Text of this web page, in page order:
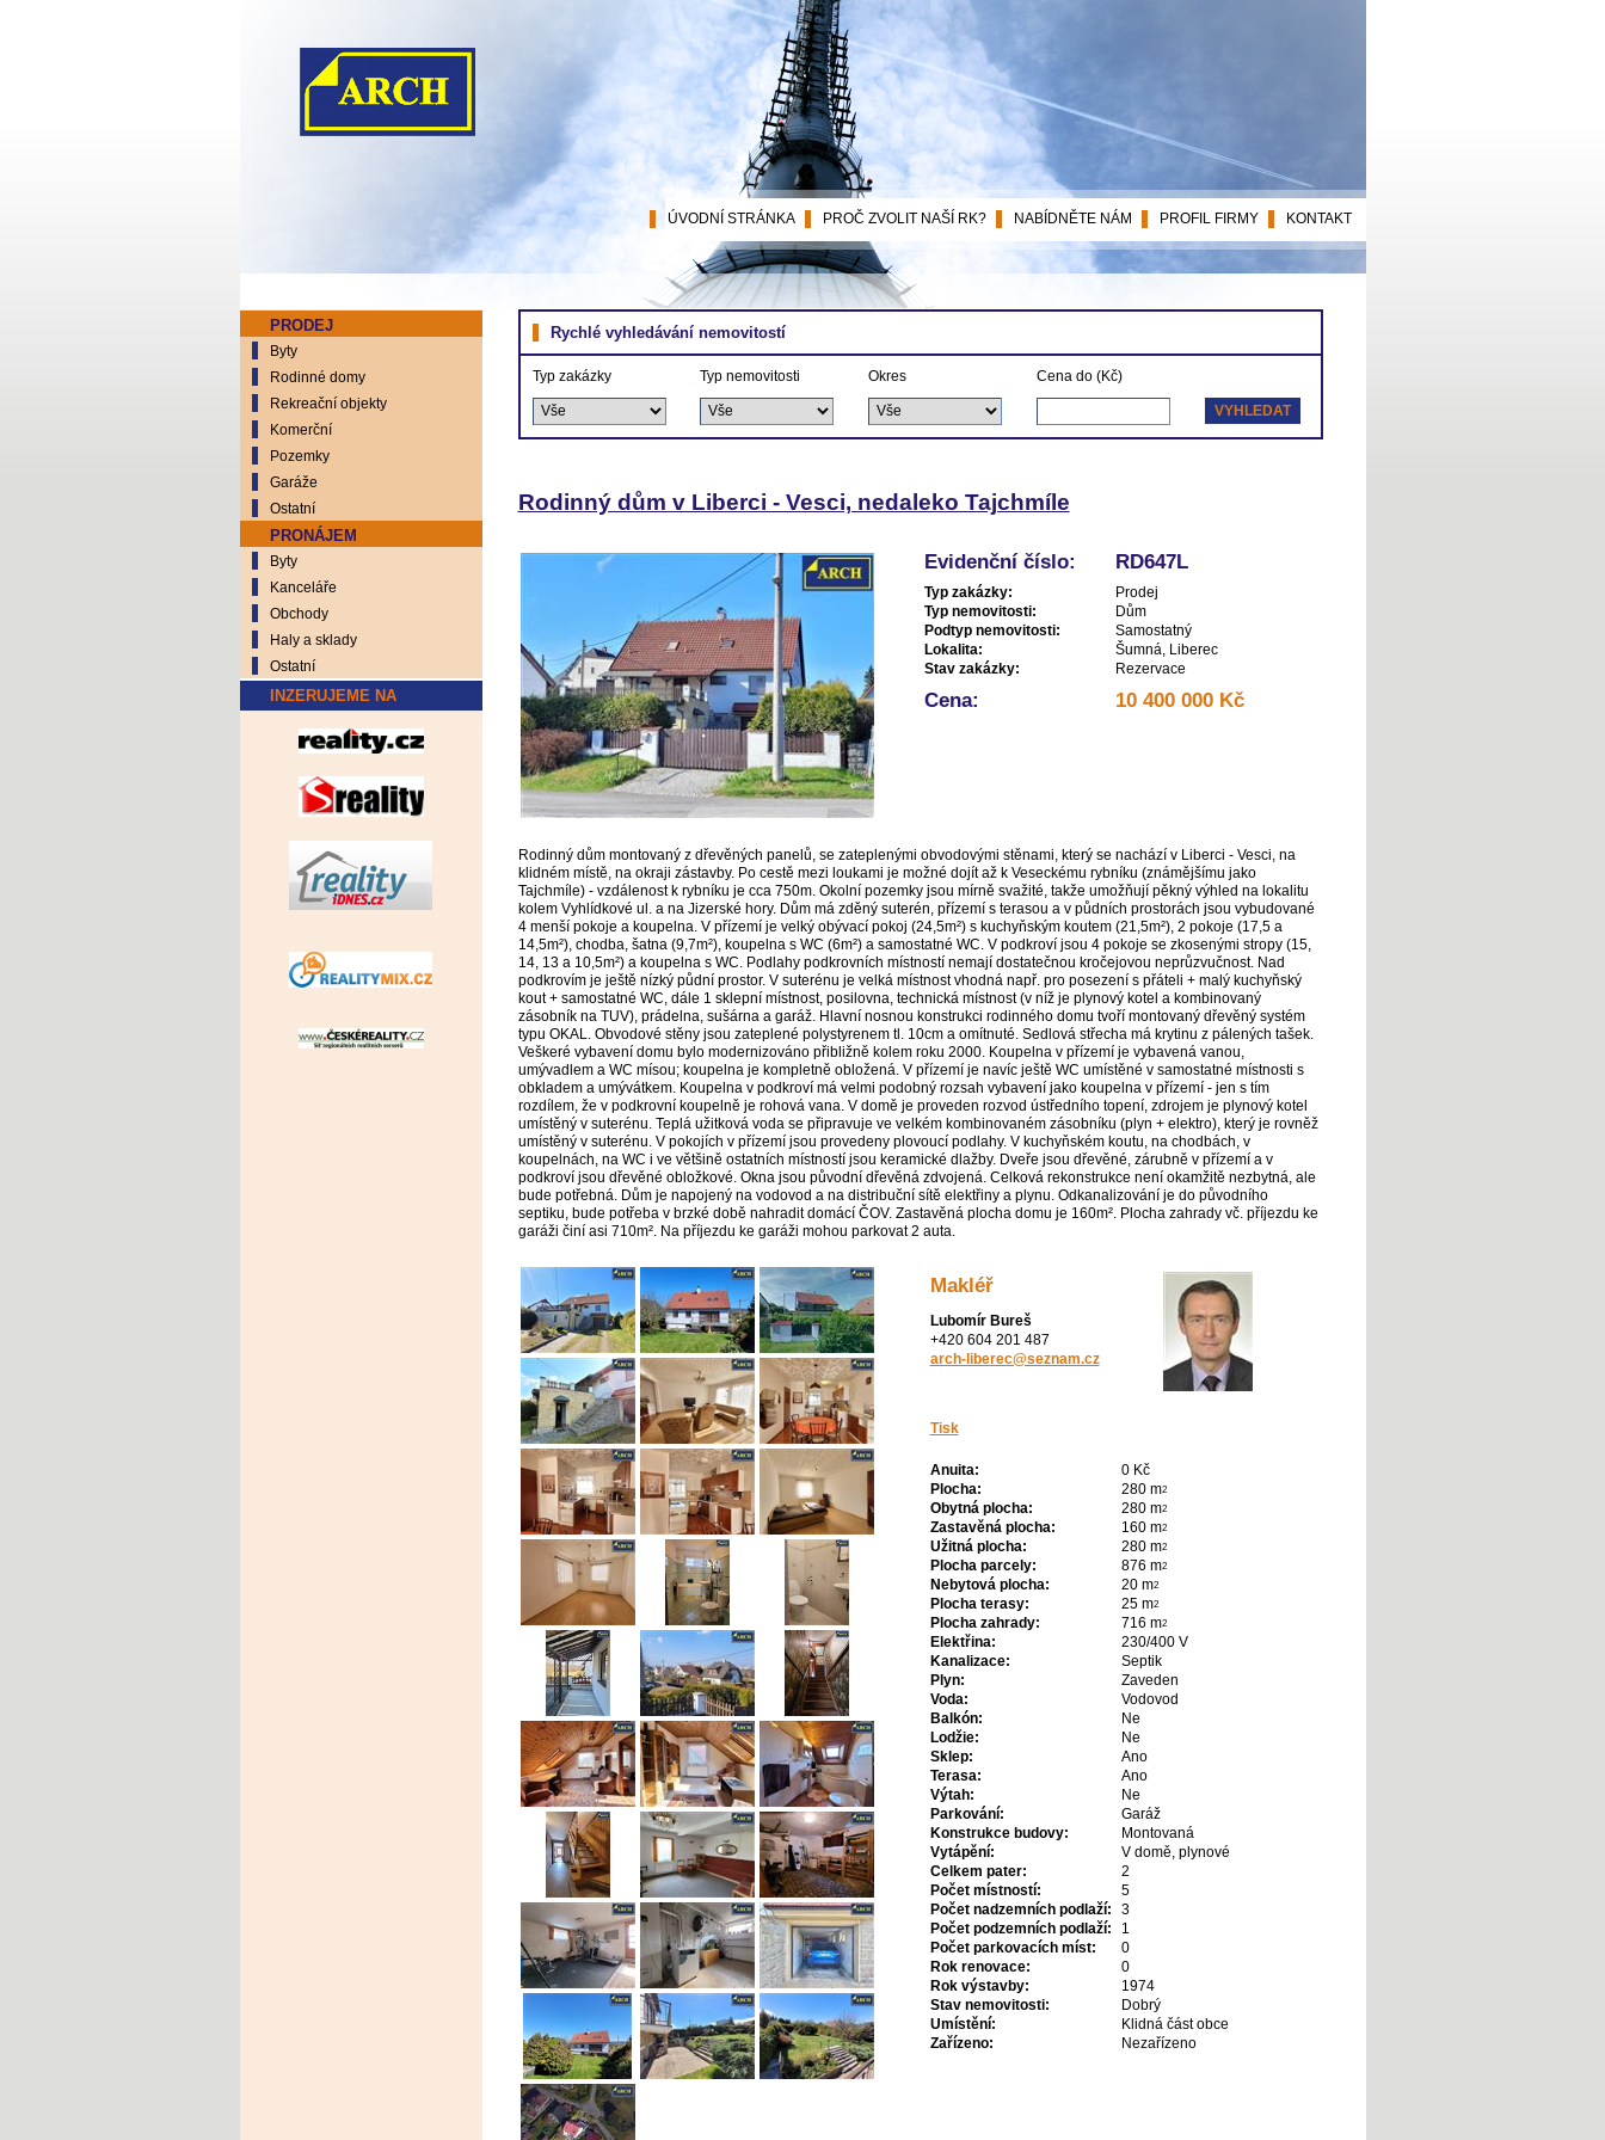
ÚVODNÍ STRÁNKA PROČ ZVOLIT NAŠÍ RK? NABÍDNĚTE NÁM PROFIL FIRMY KONTAKT
PRODEJ
Byty
Rodinné domy
Rekreační objekty
Komerční
Pozemky
Garáže
Ostatní
PRONÁJEM
Byty
Kanceláře
Obchody
Haly a sklady
Ostatní
INZERUJEME NA
Rychlé vyhledávání nemovitostí
Typ zakázky Typ nemovitosti Okres Cena do (Kč)
Rodinný dům v Liberci - Vesci, nedaleko Tajchmíle
Evidenční číslo: RD647L
Typ zakázky:
Prodej
Typ nemovitosti:
Dům
Podtyp nemovitosti:
Samostatný
Lokalita:
Šumná, Liberec
Stav zakázky:
Rezervace
Cena: 10 400 000 Kč
Rodinný dům montovaný z dřevěných panelů, se zateplenými obvodovými stěnami, který se nachází v Liberci - Vesci, na
klidném místě, na okraji zástavby. Po cestě mezi loukami je možné dojít až k Veseckému rybníku (známějšímu jako
Tajchmíle) - vzdálenost k rybníku je cca 750m. Okolní pozemky jsou mírně svažité, takže umožňují pěkný výhled na lokalitu
kolem Vyhlídkové ul. a na Jizerské hory. Dům má zděný suterén, přízemí s terasou a v půdních prostorách jsou vybudované
4 menší pokoje a koupelna. V přízemí je velký obývací pokoj (24,5m²) s kuchyňským koutem (21,5m²), 2 pokoje (17,5 a
14,5m²), chodba, šatna (9,7m²), koupelna s WC (6m²) a samostatné WC. V podkroví jsou 4 pokoje se zkosenými stropy (15,
14, 13 a 10,5m²) a koupelna s WC. Podlahy podkrovních místností nemají dostatečnou kročejovou neprůzvučnost. Nad
podkrovím je ještě nízký půdní prostor. V suterénu je velká místnost vhodná např. pro posezení s přáteli + malý kuchyňský
kout + samostatné WC, dále 1 sklepní místnost, posilovna, technická místnost (v níž je plynový kotel a kombinovaný
zásobník na TUV), prádelna, sušárna a garáž. Hlavní nosnou konstrukci rodinného domu tvoří montovaný dřevěný systém
typu OKAL. Obvodové stěny jsou zateplené polystyrenem tl. 10cm a omítnuté. Sedlová střecha má krytinu z pálených tašek.
Veškeré vybavení domu bylo modernizováno přibližně kolem roku 2000. Koupelna v přízemí je vybavená vanou,
umývadlem a WC mísou; koupelna je kompletně obložená. V přízemí je navíc ještě WC umístěné v samostatné místnosti s
obkladem a umývátkem. Koupelna v podkroví má velmi podobný rozsah vybavení jako koupelna v přízemí - jen s tím
rozdílem, že v podkrovní koupelně je rohová vana. V domě je proveden rozvod ústředního topení, zdrojem je plynový kotel
umístěný v suterénu. Teplá užitková voda se připravuje ve velkém kombinovaném zásobníku (plyn + elektro), který je rovněž
umístěný v suterénu. V pokojích v přízemí jsou provedeny plovoucí podlahy. V kuchyňském koutu, na chodbách, v
koupelnách, na WC i ve většině ostatních místností jsou keramické dlažby. Dveře jsou dřevěné, zárubně v přízemí a v
podkroví jsou dřevěné obložkové. Okna jsou původní dřevěná zdvojená. Celková rekonstrukce není okamžitě nezbytná, ale
bude potřebná. Dům je napojený na vodovod a na distribuční sítě elektřiny a plynu. Odkanalizování je do původního
septiku, bude potřeba v brzké době nahradit domácí ČOV. Zastavěná plocha domu je 160m². Plocha zahrady vč. příjezdu ke
garáži činí asi 710m². Na příjezdu ke garáži mohou parkovat 2 auta.
Makléř
Lubomír Bureš
+420 604 201 487
arch-liberec@seznam.cz
Tisk
Anuita:
0 Kč
Plocha:
280 m2
Obytná plocha: 280 m2
Zastavěná plocha: 160 m2
Užitná plocha: 280 m2
Plocha parcely: 876 m2
Nebytová plocha: 20 m2
Plocha terasy: 25 m2
Plocha zahrady: 716 m2
Elektřina:
230/400 V
Kanalizace:
Septik
Plyn:
Zaveden
Voda:
Vodovod
Balkón:
Ne
Lodžie:
Ne
Sklep:
Ano
Terasa:
Ano
Výtah:
Ne
Parkování:
Garáž
Konstrukce budovy:
Montovaná
Vytápění:
V domě, plynové
Celkem pater:
2
Počet místností:
5
Počet nadzemních podlaží:
3
Počet podzemních podlaží:
1
Počet parkovacích míst:
0
Rok renovace:
0
Rok výstavby:
1974
Stav nemovitosti:
Dobrý
Umístění:
Klidná část obce
Zařízeno:
Nezařízeno